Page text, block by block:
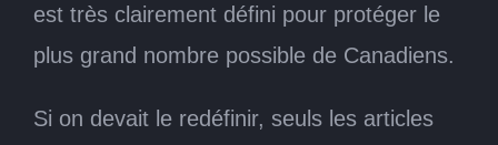
est très clairement défini pour protéger le
plus grand nombre possible de Canadiens.
Si on devait le redéfinir, seuls les articles